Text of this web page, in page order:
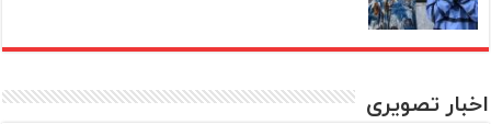
اخبار تصویری